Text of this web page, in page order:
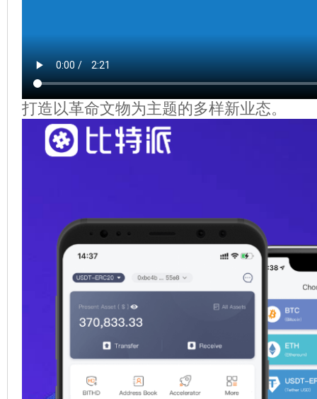
打造以革命文物为主题的多样新业态。